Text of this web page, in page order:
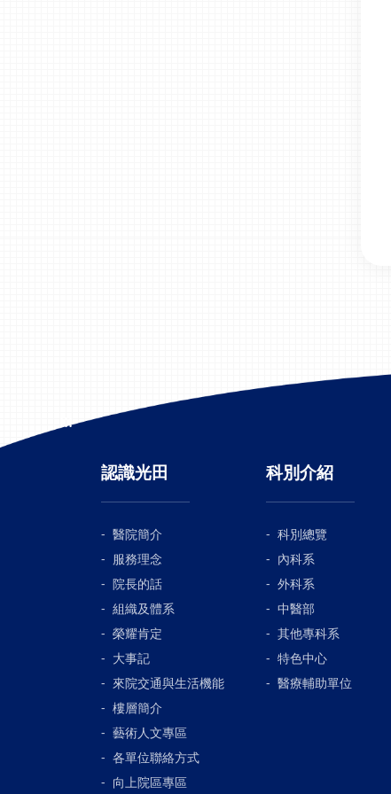
:::
認識光田
醫院簡介
服務理念
院長的話
組織及體系
榮耀肯定
大事記
來院交通與生活機能
樓層簡介
藝術人文專區
各單位聯絡方式
向上院區專區
科別介紹
科別總覽
內科系
外科系
中醫部
其他專科系
特色中心
醫療輔助單位